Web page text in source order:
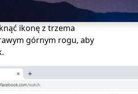
ikonę z trzema
górnym rogu, aby